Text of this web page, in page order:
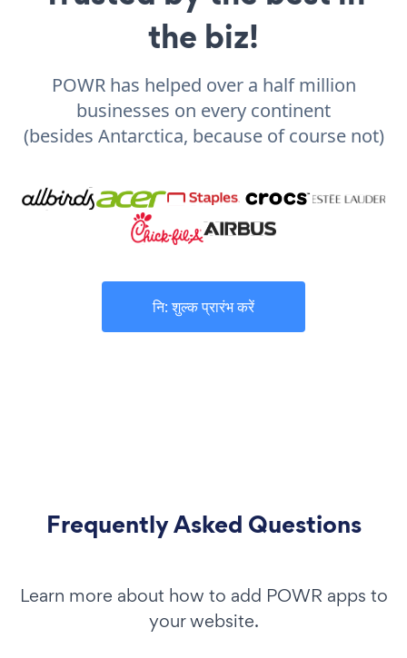
the biz!
POWR has helped over a half million
businesses on every continent
(besides Antarctica, because of course not)
नि: शुल्क प्रारंभ करें
Frequently Asked Questions
Learn more about how to add POWR apps to
your website.